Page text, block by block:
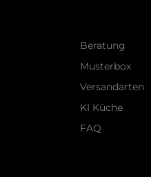
Beratung
Musterbox
Versandarten
KI Küche
FAQ